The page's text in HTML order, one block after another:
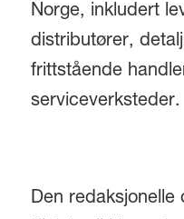
Norge, inkludert
distributører,
frittstående
serviceverksteder.
Den redaksjonelle